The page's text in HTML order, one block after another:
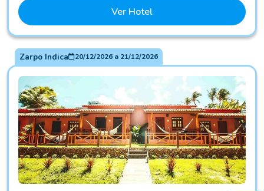
Ver Hotel
Zarpo Indica 20/12/2026a 21/12/2026